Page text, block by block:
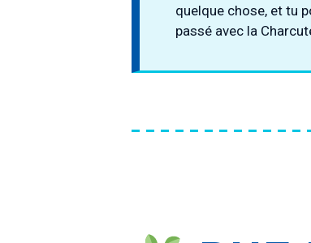
quelque chose, et tu
passé avec la